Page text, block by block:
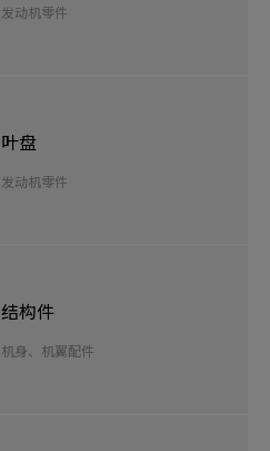
发动机零件
叶盘
发动机零件
结构件
机身、机翼配件